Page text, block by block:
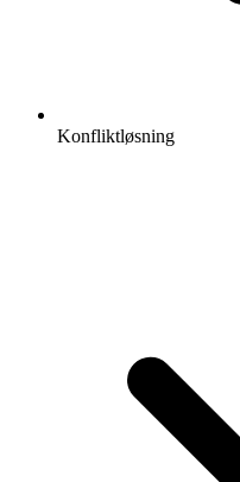
Konfliktløsning